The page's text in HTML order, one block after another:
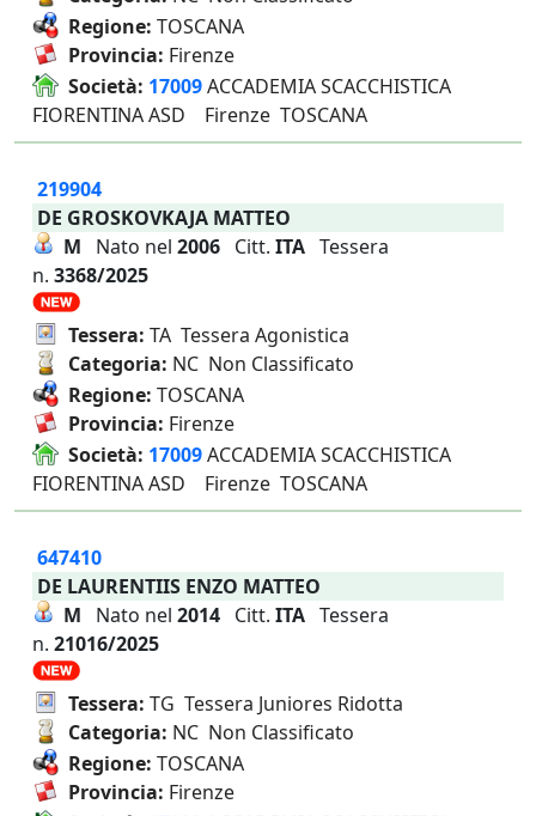
Regione: TOSCANA
Provincia: Firenze
Società: 17009ACCADEMIA SCACCHISTICA
FIORENTINA ASD Firenze TOSCANA
219904
DE GROSKOVKAJA MATTEO
M Nato nel 2006 Citt. ITA Tessera
n. 3368/2025
Tessera: TA Tessera Agonistica
Categoria: NC Non Classificato
Regione: TOSCANA
Provincia: Firenze
Società: 17009ACCADEMIA SCACCHISTICA
FIORENTINA ASD Firenze TOSCANA
647410
DE LAURENTIIS ENZO MATTEO
M Nato nel 2014 Citt. ITA Tessera
n. 21016/2025
Tessera: TG Tessera Juniores Ridotta
Categoria: NC Non Classificato
Regione: TOSCANA
Provincia: Firenze